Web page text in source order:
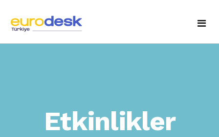
Yayınlarımız
Etkinlikler